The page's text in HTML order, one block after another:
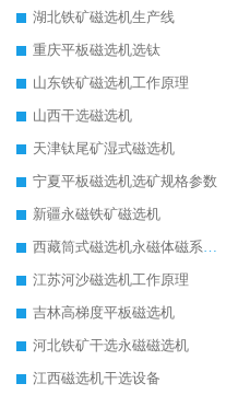
湖北铁矿磁选机生产线
重庆平板磁选机选钛
山东铁矿磁选机工作原理
山西干选磁选机
天津钛尾矿湿式磁选机
宁夏平板磁选机选矿规格参数
新疆永磁铁矿磁选机
西藏筒式磁选机永磁体磁系设计
江苏河沙磁选机工作原理
吉林高梯度平板磁选机
河北铁矿干选永磁磁选机
江西磁选机干选设备